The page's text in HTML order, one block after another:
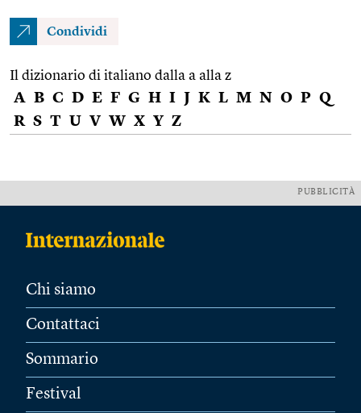
Condividi
Il dizionario di italiano dalla a alla z
A B C D E F G H I J K L M N O P Q
R S T U V W X Y Z
PUBBLICITÀ
Chi siamo
Contattaci
Sommario
Festival